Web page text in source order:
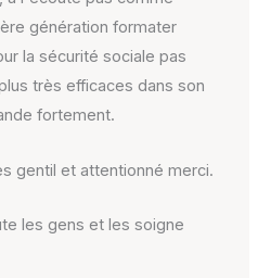
génération formater
la sécurité sociale pas
très efficaces dans son
fortement.
gentil et attentionné merci.
les gens et les soigne